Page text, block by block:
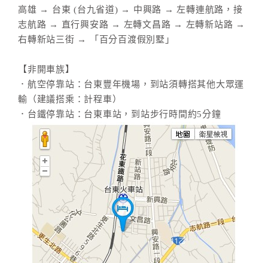
高雄 → 台東 (台九省道) → 中興路 → 左轉連航路，接
志航路 → 直行興安路 → 左轉文昌路 → 左轉新站路 →
右轉新站三街 → 「百分百渡假別墅」
【非開車族】
．航空停靠站：台東豐年機場，到站須轉搭其他大眾運
輸（建議搭乘：計程車）
．台鐵停靠站：台東車站，到站步行時間約5分鐘